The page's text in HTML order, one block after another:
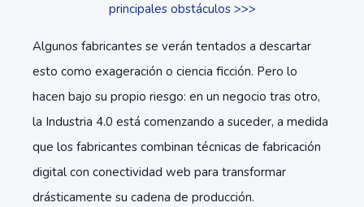
principales obstáculos >>>
Algunos fabricantes se verán tentados a descartar
esto como exageración o ciencia ficción. Pero lo
hacen bajo su propio riesgo: en un negocio tras otro,
la Industria 4.0 está comenzando a suceder, a medida
que los fabricantes combinan técnicas de fabricación
digital con conectividad web para transformar
drásticamente su cadena de producción.